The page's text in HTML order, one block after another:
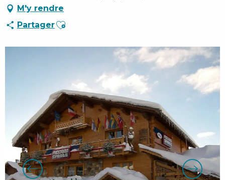
M'y rendre
PartagerAjouter aux favoris